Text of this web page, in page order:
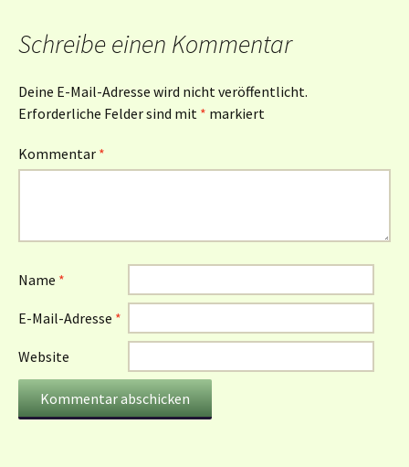
Schreibe einen Kommentar
Deine E-Mail-Adresse wird nicht veröffentlicht.
Erforderliche Felder sind mit * markiert
Kommentar *
Name *
E-Mail-Adresse *
Website